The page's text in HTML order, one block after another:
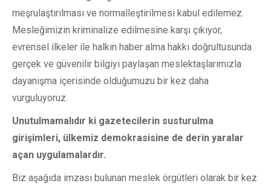
meşrulaştırılması ve normalleştirilmesi kabul edilemez.
Mesleğimizin kriminalize edilmesine karşı çıkıyor,
evrensel ilkeler ile halkın haber alma hakkı doğrultusunda
gerçek ve güvenilir bilgiyi paylaşan meslektaşlarımızla
dayanışma içerisinde olduğumuzu bir kez daha
vurguluyoruz.
Unutulmamalıdır ki gazetecilerin susturulma
girişimleri, ülkemiz demokrasisine de derin yaralar
açan uygulamalardır.
Biz aşağıda imzası bulunan meslek örgütleri olarak bir kez